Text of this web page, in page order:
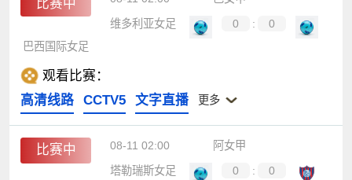
比赛中
维多利亚女足
0 :
0
巴西国际女足
观看比赛：
高清线路
CCTV5 文字直播 更多
比赛中 08-11 02:00
阿女甲
塔勒瑞斯女足
0 :
0